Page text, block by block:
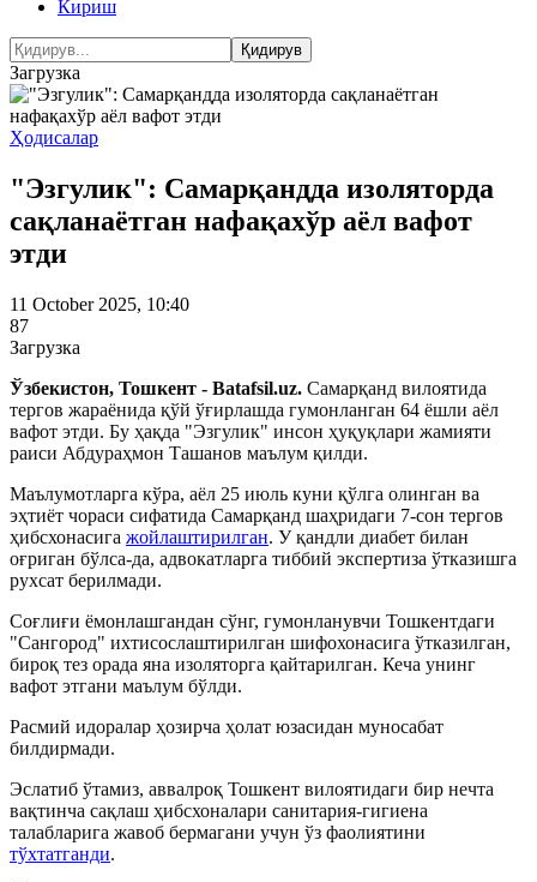
Кириш
Загрузка
Ҳодисалар
"Эзгулик": Самарқандда изоляторда
сақланаётган нафақахўр аёл вафот
этди
11 October 2025, 10:40
87
Загрузка
Ўзбекистон, Тошкент - Batafsil.uz. Самарқанд вилоятида
тергов жараёнида қўй ўғирлашда гумонланган 64 ёшли аёл
вафот этди. Бу ҳақда "Эзгулик" инсон ҳуқуқлари жамияти
раиси Абдураҳмон Ташанов маълум қилди.
Маълумотларга кўра, аёл 25 июль куни қўлга олинган ва
эҳтиёт чораси сифатида Самарқанд шаҳридаги 7-сон тергов
ҳибсхонасига жойлаштирилган. У қандли диабет билан
оғриган бўлса-да, адвокатларга тиббий экспертиза ўтказишга
рухсат берилмади.
Соғлиғи ёмонлашгандан сўнг, гумонланувчи Тошкентдаги
"Сангород" ихтисослаштирилган шифохонасига ўтказилган,
бироқ тез орада яна изоляторга қайтарилган. Кеча унинг
вафот этгани маълум бўлди.
Расмий идоралар ҳозирча ҳолат юзасидан муносабат
билдирмади.
Эслатиб ўтамиз, аввалроқ Тошкент вилоятидаги бир нечта
вақтинча сақлаш ҳибсхоналари санитария-гигиена
талабларига жавоб бермагани учун ўз фаолиятини
тўхтатганди.